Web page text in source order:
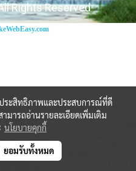
Rights Reserved
ประสิทธิภาพและประสบการณ์ที่ดี
มารถอ่านรายละเอียดเพิ่มเติม
นโยบายคุกกี้
ยอมรับทั้งหมด